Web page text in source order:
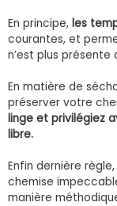
En principe, les
courantes, et
n’est plus
En matière de
préserver votre
linge et privilégiez
libre.
Enfin dernière
chemise
manière